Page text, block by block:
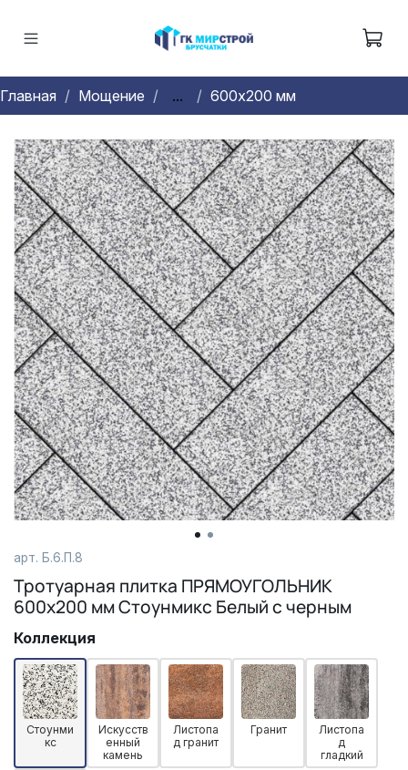
Главная Мощение ... 600х200 мм
арт. Б.6.П.8
Тротуарная плитка ПРЯМОУГОЛЬНИК
600х200 мм Стоунмикс Белый с черным
Коллекция
Стоунми
кс
Искусств
енный
камень
Листопа
д гранит
Гранит
Листопа
д
гладкий